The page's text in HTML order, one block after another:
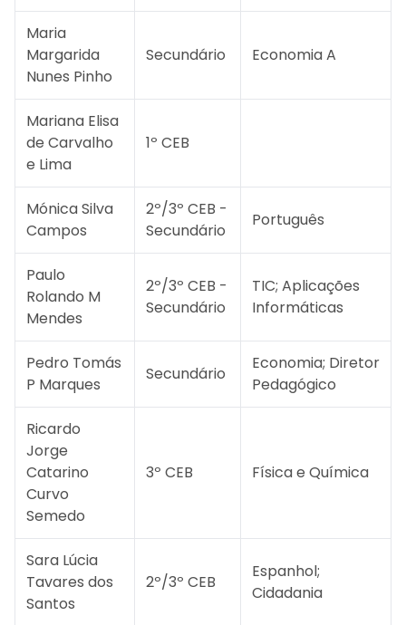
Maria
Margarida
Nunes Pinho
Secundário Economia A
Mariana Elisa
de Carvalho
e Lima
1º CEB
Mónica Silva
Campos
2º/3º CEB -
Secundário
Português
Paulo
Rolando M
Mendes
2º/3º CEB -
Secundário
TIC; Aplicações
Informáticas
Pedro Tomás
P Marques
Secundário
Economia; Diretor
Pedagógico
Ricardo
Jorge
Catarino
Curvo
Semedo
3º CEB Física e Química
Sara Lúcia
Tavares dos
Santos
2º/3º CEB
Espanhol;
Cidadania